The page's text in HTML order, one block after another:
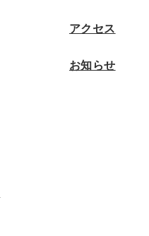
アクセス
お知らせ